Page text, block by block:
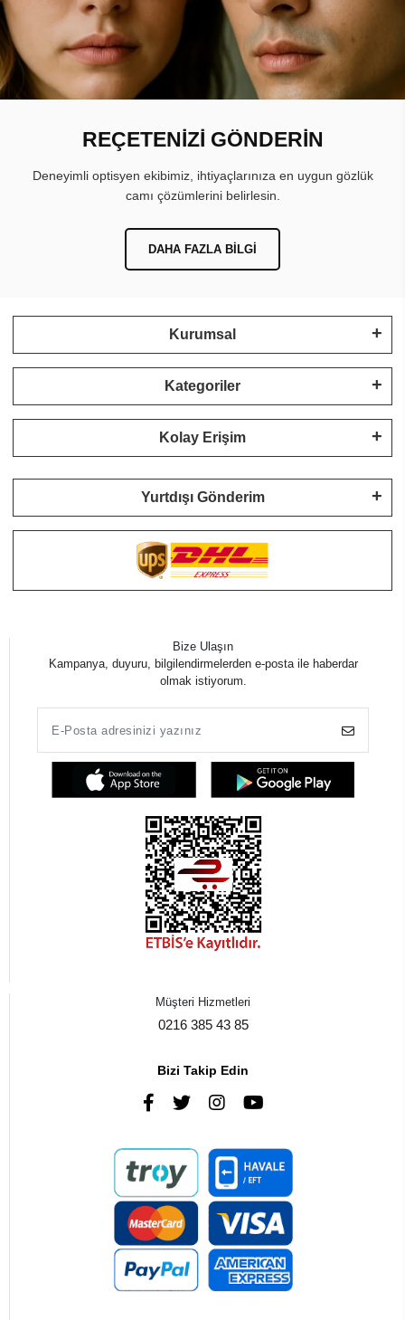
REÇETENİZİ GÖNDERİN
Deneyimli optisyen ekibimiz, ihtiyaçlarınıza en uygun gözlük
camı çözümlerini belirlesin.
DAHA FAZLA BILGI
Kurumsal
Kategoriler
Kolay Erişim
Yurtdışı Gönderim
Bize Ulaşın
Kampanya, duyuru, bilgilendirmelerden e-posta ile haberdar
olmak istiyorum.
Müşteri Hizmetleri
0216 385 43 85
Bizi Takip Edin